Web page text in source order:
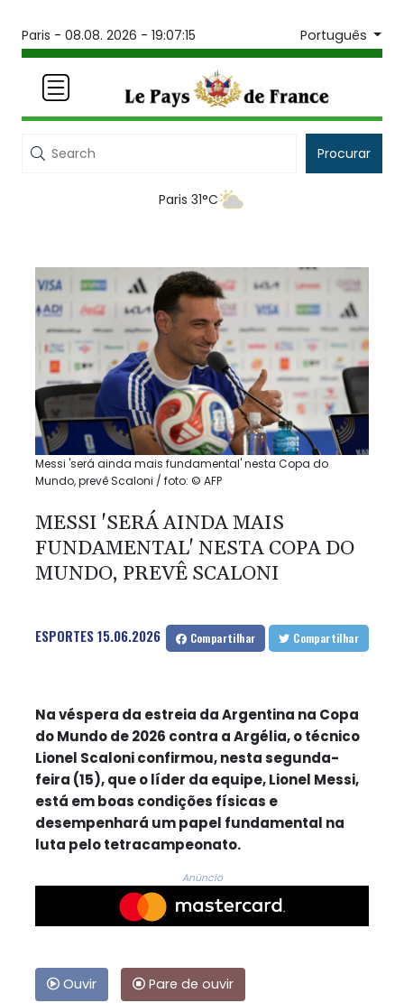
Paris - 08.08. 2026 - 19:07:15 Português
Procurar
Paris 31°C
Messi 'será ainda mais fundamental' nesta Copa do
Mundo, prevê Scaloni / foto: © AFP
MESSI 'SERÁ AINDA MAIS
FUNDAMENTAL' NESTA COPA DO
MUNDO, PREVÊ SCALONI
ESPORTES15.06.2026 Compartilhar Compartilhar
Na véspera da estreia da Argentina na Copa
do Mundo de 2026 contra a Argélia, o técnico
Lionel Scaloni confirmou, nesta segunda-
feira (15), que o líder da equipe, Lionel Messi,
está em boas condições físicas e
desempenhará um papel fundamental na
luta pelo tetracampeonato.
Anúncio
Ouvir
Pare de ouvir